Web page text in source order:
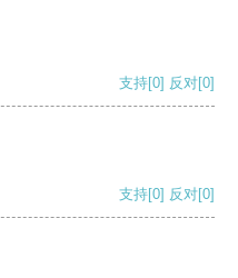
支持[0] 反对[0]
支持[0] 反对[0]